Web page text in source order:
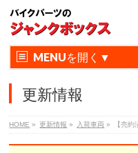
MENU
更新情報
HOME » 更新情報 » 入荷車両 » 【売